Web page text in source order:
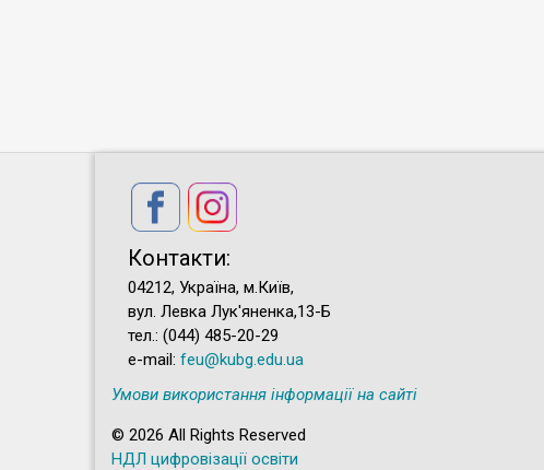
Контакти:
04212, Україна, м.Київ,
вул. Левка Лук'яненка,13-Б
тел.: (044) 485-20-29
e-mail: feu@kubg.edu.ua
Умови використання інформації на сайті
© 2026 All Rights Reserved
НДЛ цифровізації освіти